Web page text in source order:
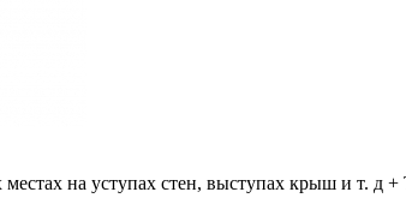
на уступах стен, выступах крыш и т.